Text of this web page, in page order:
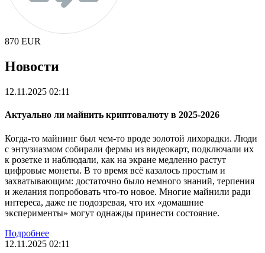
870 EUR
Новости
12.11.2025 02:11
Актуально ли майнить криптовалюту в 2025-2026
Когда-то майнинг был чем-то вроде золотой лихорадки. Люди
с энтузиазмом собирали фермы из видеокарт, подключали их
к розетке и наблюдали, как на экране медленно растут
цифровые монеты. В то время всё казалось простым и
захватывающим: достаточно было немного знаний, терпения
и желания попробовать что-то новое. Многие майнили ради
интереса, даже не подозревая, что их «домашние
эксперименты» могут однажды принести состояние.
Подробнее
12.11.2025 02:11